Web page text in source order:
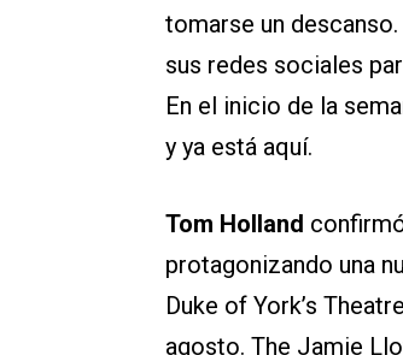
tomarse un
sus redes sociales
En el inicio de la
y ya está aquí.
Tom Holland
protagonizando una
Duke of York’s
agosto. The Jamie